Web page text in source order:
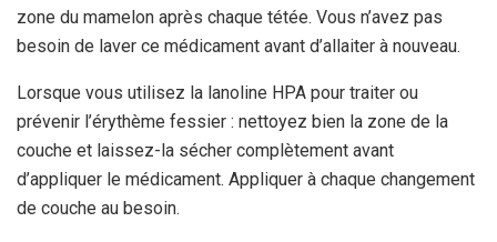
zone du mamelon après chaque tétée. Vous n’avez pas
besoin de laver ce médicament avant d’allaiter à nouveau.
Lorsque vous utilisez la lanoline HPA pour traiter ou
prévenir l’érythème fessier : nettoyez bien la zone de la
couche et laissez-la sécher complètement avant
d’appliquer le médicament. Appliquer à chaque changement
de couche au besoin.